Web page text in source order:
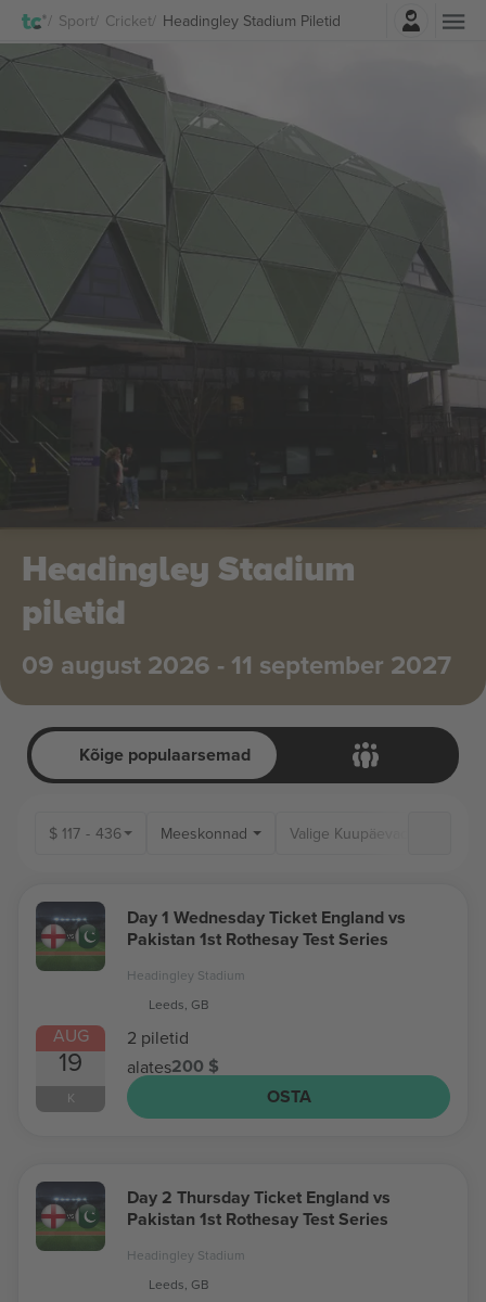
Sport Cricket Headingley Stadium Piletid
Logi sisse
Headingley Stadium
piletid
09 august 2026 - 11 september 2027
Kõige populaarsemad
$ 117 - 436 Meeskonnad
AUG
19
K
Day 1 Wednesday Ticket England vs
Pakistan 1st Rothesay Test Series
Headingley Stadium
Leeds, GB
2 piletid
alates200 $
OSTA
Day 2 Thursday Ticket England vs
Pakistan 1st Rothesay Test Series
Headingley Stadium
Leeds, GB